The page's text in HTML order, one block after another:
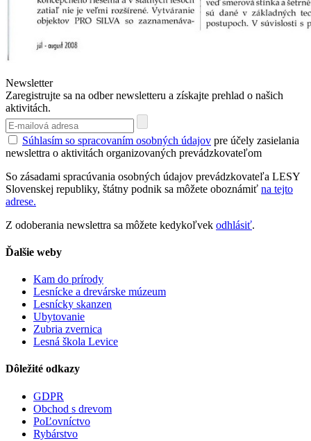
Newsletter
Zaregistrujte sa na odber newsletteru a získajte prehlad o našich
aktivitách.
Súhlasím so spracovaním osobných údajov pre účely zasielania
newslettra o aktivitách organizovaných prevádzkovateľom
So zásadami spracúvania osobných údajov prevádzkovateľa LESY
Slovenskej republiky, štátny podnik sa môžete oboznámiť na tejto
adrese.
Z odoberania newslettra sa môžete kedykoľvek odhlásiť.
Ďalšie weby
Kam do prírody
Lesnícke a drevárske múzeum
Lesnícky skanzen
Ubytovanie
Zubria zvernica
Lesná škola Levice
Dôležité odkazy
GDPR
Obchod s drevom
PoĽovníctvo
Rybárstvo